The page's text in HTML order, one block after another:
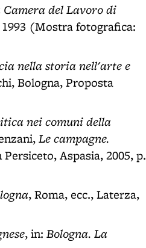
Camera del Lavoro di
1993 (Mostra fotografica:
nella storia nell'arte e
Bologna, Proposta
nei comuni della
Le campagne.
Aspasia, 2005, p.
, Roma, ecc., Laterza,
, in: Bologna. La